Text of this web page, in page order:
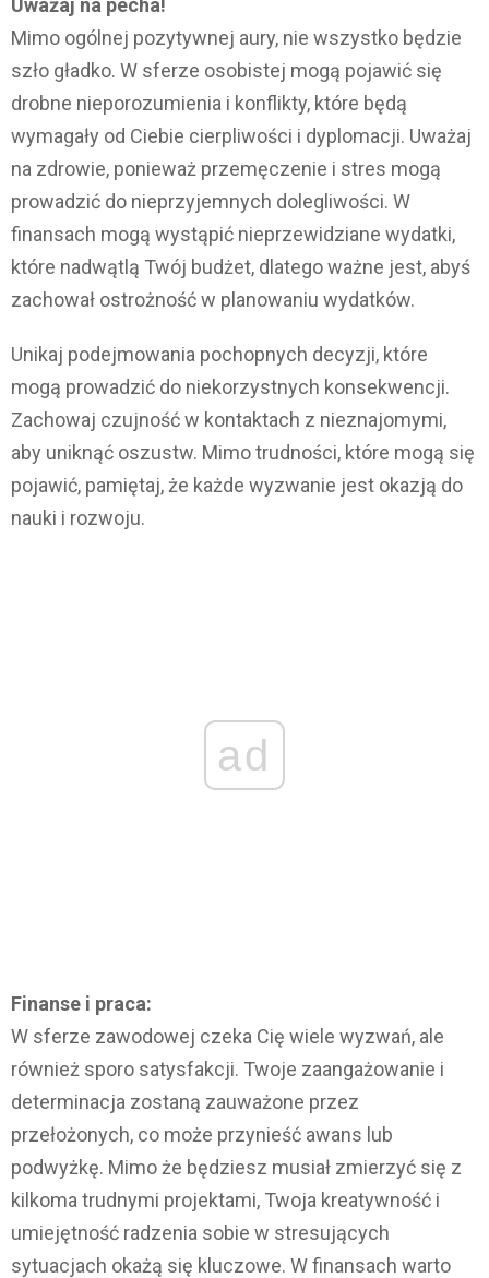
Uważaj na pecha!
Mimo ogólnej pozytywnej aury, nie wszystko będzie
szło gładko. W sferze osobistej mogą pojawić się
drobne nieporozumienia i konflikty, które będą
wymagały od Ciebie cierpliwości i dyplomacji. Uważaj
na zdrowie, ponieważ przemęczenie i stres mogą
prowadzić do nieprzyjemnych dolegliwości. W
finansach mogą wystąpić nieprzewidziane wydatki,
które nadwątlą Twój budżet, dlatego ważne jest, abyś
zachował ostrożność w planowaniu wydatków.
Unikaj podejmowania pochopnych decyzji, które
mogą prowadzić do niekorzystnych konsekwencji.
Zachowaj czujność w kontaktach z nieznajomymi,
aby uniknąć oszustw. Mimo trudności, które mogą się
pojawić, pamiętaj, że każde wyzwanie jest okazją do
nauki i rozwoju.
ad
Finanse i praca:
W sferze zawodowej czeka Cię wiele wyzwań, ale
również sporo satysfakcji. Twoje zaangażowanie i
determinacja zostaną zauważone przez
przełożonych, co może przynieść awans lub
podwyżkę. Mimo że będziesz musiał zmierzyć się z
kilkoma trudnymi projektami, Twoja kreatywność i
umiejętność radzenia sobie w stresujących
sytuacjach okażą się kluczowe. W finansach warto